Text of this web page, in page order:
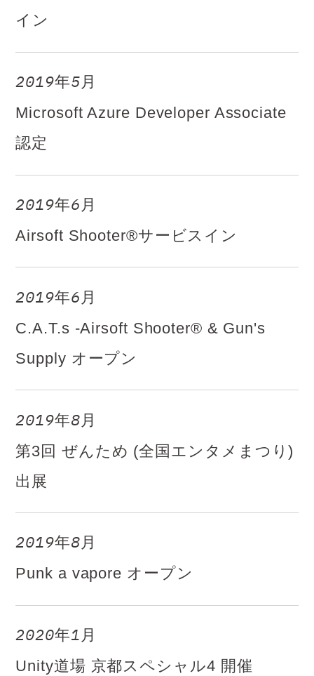
イン
2019年5月
Microsoft Azure Developer Associate
認定
2019年6月
Airsoft Shooter®サービスイン
2019年6月
C.A.T.s -Airsoft Shooter® & Gun's
Supply オープン
2019年8月
第3回 ぜんため (全国エンタメまつり)
出展
2019年8月
Punk a vapore オープン
2020年1月
Unity道場 京都スペシャル4 開催